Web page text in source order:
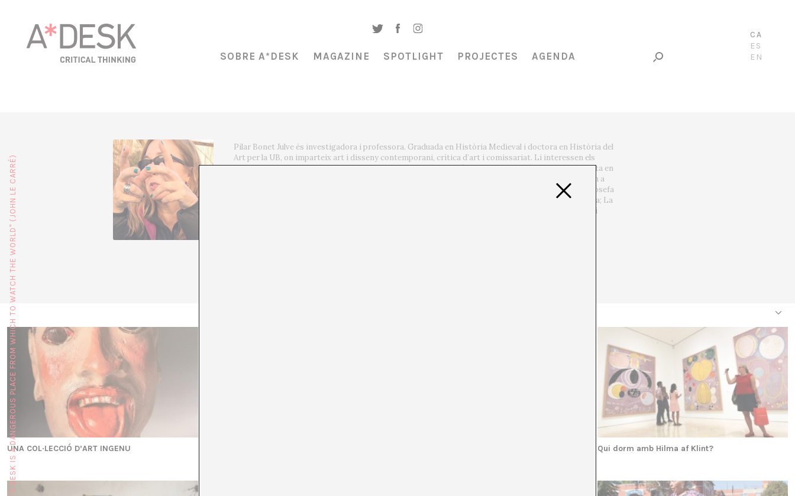
CA
ES
EN
SOBRE A*DESK MAGAZINE SPOTLIGHT PROJECTES AGENDA
Pilar Bonet Julve és investigadora i professora. Graduada en Història Medieval i doctora en Història del
Art per la UB, on imparteix art i disseny contemporani, crítica d’art i comissariat. Li interessen els
espais desbordats i polítics de l’art, no li motiven la crítica heràldica ni l’exposició florer. Especialista en
la vida i obra de la mèdium i artista catalana Josefa Tolrà, segueix el rastre de dones visionàries com a
experiència de nova humanitat. Recentment ha presentat exposicions sobre creativitat irregular: Josefa
Tolrà i Julia Aguilar, Les Bernardes de Salt; ALMA. Mèdiums i Visionàries, Museu És Baluard de Palma; La
mèdium i el poeta. Una conversa astral entre Josefa Tolrà i Joan Brossa, Fundació Brossa. Escriure i
UNA COL·LECCIÓ D’ART INGENU Qui dorm amb Hilma af Klint?
"A DESK IS A DANGEROUS PLACE FROM WHICH TO WATCH THE WORLD" (JOHN LE CARRÉ)